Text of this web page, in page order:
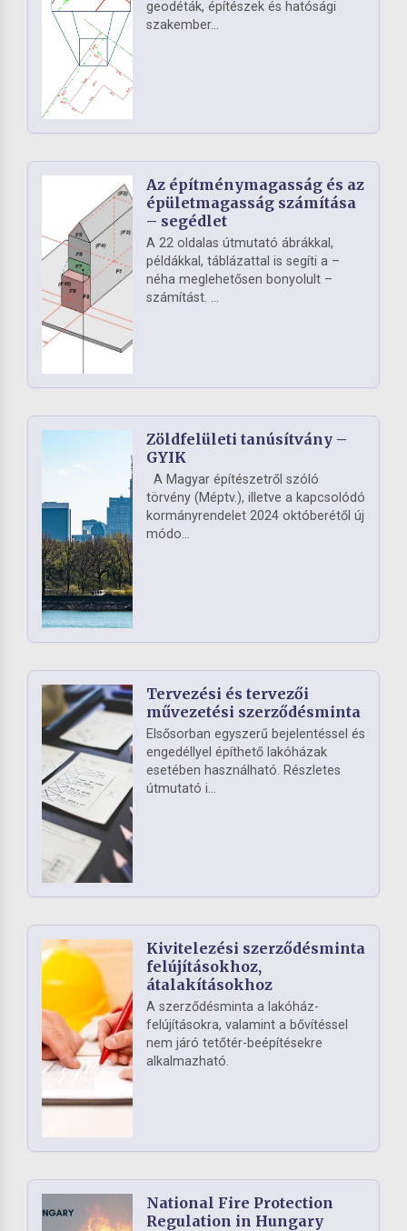
geodéták, építészek és hatósági
szakember...
Az építménymagasság és az
épületmagasság számítása
– segédlet
A 22 oldalas útmutató ábrákkal,
példákkal, táblázattal is segíti a –
néha meglehetősen bonyolult –
számítást. ...
Zöldfelületi tanúsítvány –
GYIK
A Magyar építészetről szóló
törvény (Méptv.), illetve a kapcsolódó
kormányrendelet 2024 októberétől új
módo...
Tervezési és tervezői
művezetési szerződésminta
Elsősorban egyszerű bejelentéssel és
engedéllyel építhető lakóházak
esetében használható. Részletes
útmutató i...
Kivitelezési szerződésminta
felújításokhoz,
átalakításokhoz
A szerződésminta a lakóház-
felújításokra, valamint a bővítéssel
nem járó tetőtér-beépítésekre
alkalmazható.
National Fire Protection
Regulation in Hungary